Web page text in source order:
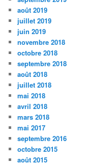
août 2019
juillet 2019
juin 2019
novembre 2018
octobre 2018
septembre 2018
août 2018
juillet 2018
mai 2018
avril 2018
mars 2018
mai 2017
septembre 2016
octobre 2015
août 2015